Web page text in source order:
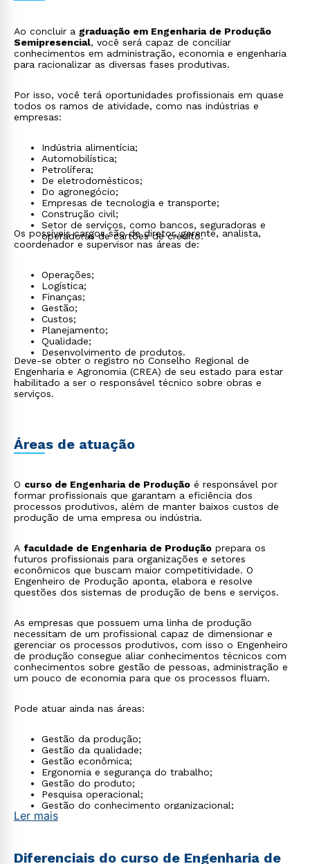
Ao concluir a graduação em Engenharia de Produção
Semipresencial, você será capaz de conciliar
conhecimentos em administração, economia e engenharia
para racionalizar as diversas fases produtivas.
Por isso, você terá oportunidades profissionais em quase
todos os ramos de atividade, como nas indústrias e
empresas:
Indústria alimentícia;
Automobilística;
Petrolífera;
De eletrodomésticos;
Do agronegócio;
Empresas de tecnologia e transporte;
Construção civil;
Setor de serviços, como bancos, seguradoras e
operadoras de cartões de crédito.
Os possíveis cargos são de diretor, gerente, analista,
coordenador e supervisor nas áreas de:
Operações;
Logística;
Finanças;
Gestão;
Custos;
Planejamento;
Qualidade;
Desenvolvimento de produtos.
Deve-se obter o registro no Conselho Regional de
Engenharia e Agronomia (CREA) de seu estado para estar
habilitado a ser o responsável técnico sobre obras e
serviços.
Áreas de atuação
O curso de Engenharia de Produção é responsável por
formar profissionais que garantam a eficiência dos
processos produtivos, além de manter baixos custos de
produção de uma empresa ou indústria.
A faculdade de Engenharia de Produção prepara os
futuros profissionais para organizações e setores
econômicos que buscam maior competitividade. O
Engenheiro de Produção aponta, elabora e resolve
questões dos sistemas de produção de bens e serviços.
As empresas que possuem uma linha de produção
necessitam de um profissional capaz de dimensionar e
gerenciar os processos produtivos, com isso o Engenheiro
de produção consegue aliar conhecimentos técnicos com
conhecimentos sobre gestão de pessoas, administração e
um pouco de economia para que os processos fluam.
Pode atuar ainda nas áreas:
Gestão da produção;
Gestão da qualidade;
Gestão econômica;
Ergonomia e segurança do trabalho;
Gestão do produto;
Pesquisa operacional;
Gestão do conhecimento organizacional;
Gestão ambiental.
Ler mais
Diferenciais do curso de Engenharia de